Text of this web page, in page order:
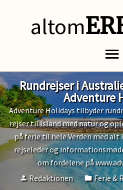
altom
Rundrejser i
Adventure
Adventure Holidays tilbyder
rejser til Island med natur og
på ferie til hele Verden med
rejseleder og
om fordelene på
Redaktionen
Ferie &